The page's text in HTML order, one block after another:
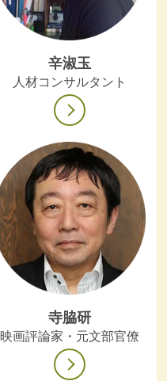
辛淑玉
人材コンサルタント
寺脇研
映画評論家・元文部官僚